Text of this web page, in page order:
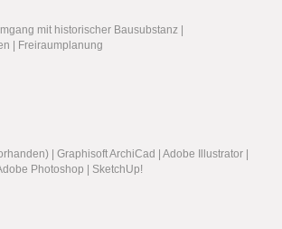
mit historischer Bausubstanz |
| Freiraumplanung
| Graphisoft ArchiCad | Adobe Illustrator |
Photoshop | SketchUp!